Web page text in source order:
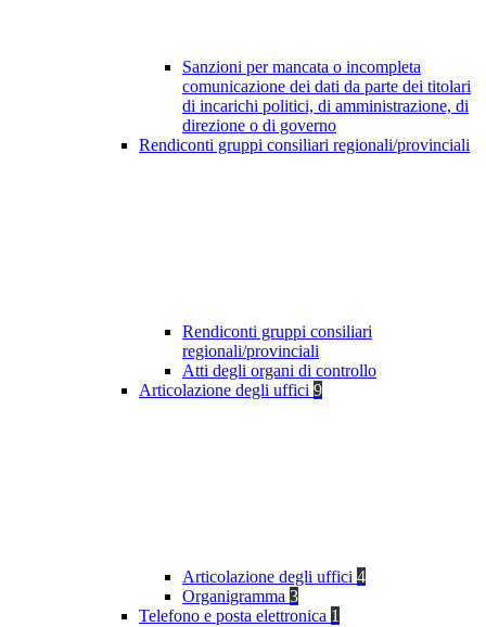
Sanzioni per mancata o incompleta
comunicazione dei dati da parte dei titolari
di incarichi politici, di amministrazione, di
direzione o di governo
Rendiconti gruppi consiliari regionali/provinciali
Rendiconti gruppi consiliari
regionali/provinciali
Atti degli organi di controllo
Articolazione degli uffici 9
Articolazione degli uffici 4
Organigramma 3
Telefono e posta elettronica 1